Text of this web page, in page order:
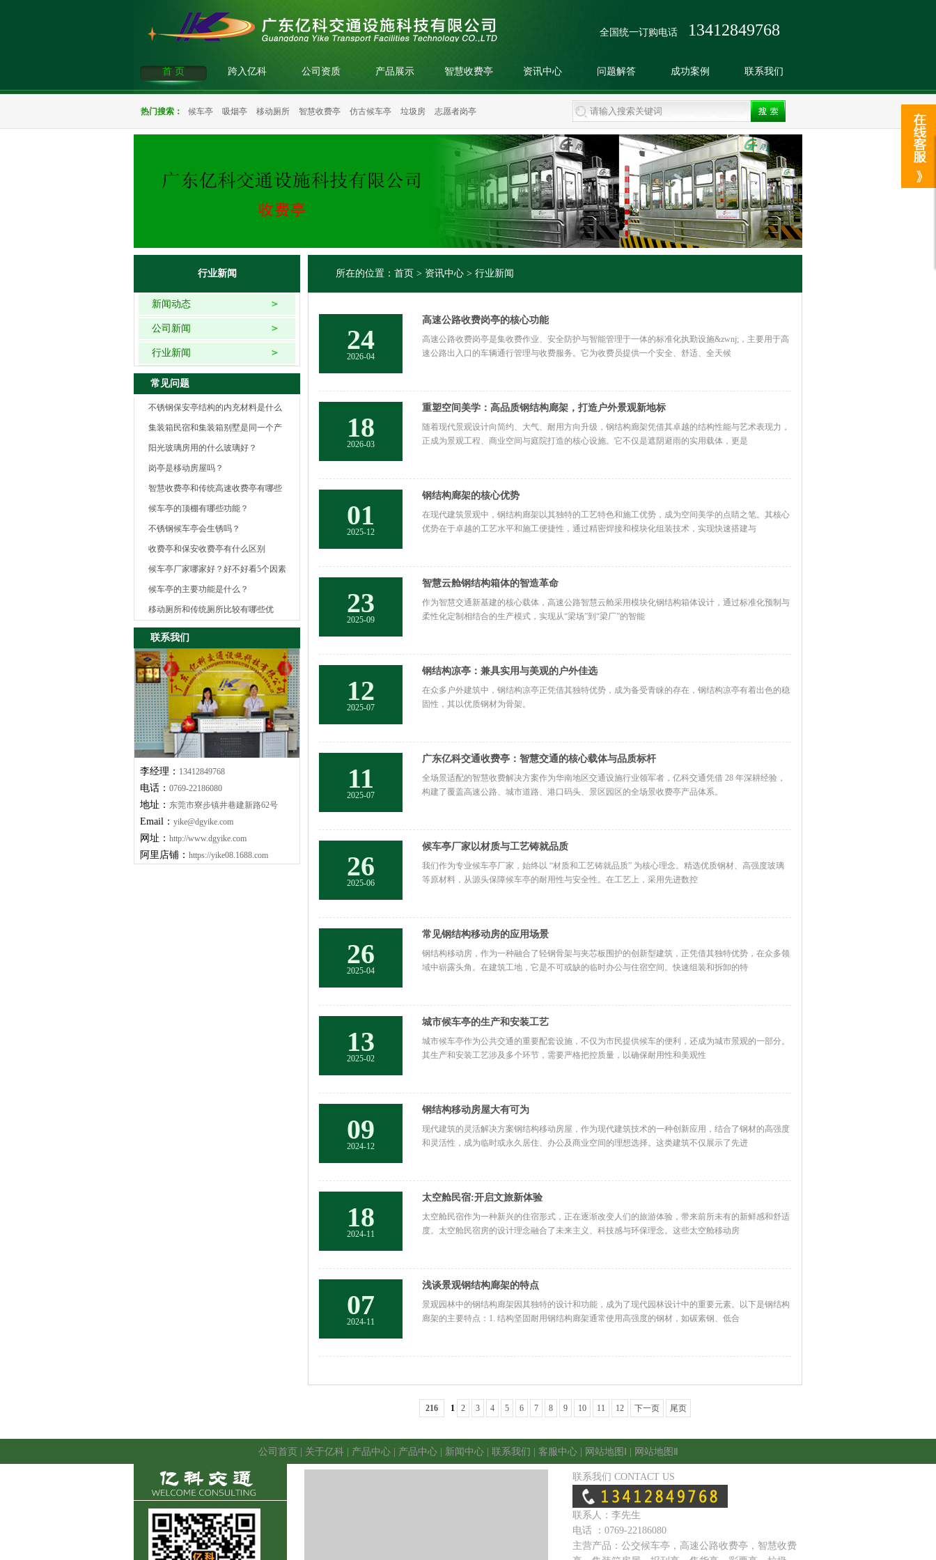
全国统一订购电话 13412849768
首 页 跨入亿科 公司资质 产品展示 智慧收费亭 资讯中心 问题解答 成功案例 联系我们
热门搜索： 候车亭 吸烟亭 移动厕所 智慧收费亭 仿古候车亭 垃圾房 志愿者岗亭
行业新闻
新闻动态
公司新闻
行业新闻
常见问题
不锈钢保安亭结构的内充材料是什么
集装箱民宿和集装箱别墅是同一个产
品吗？
阳光玻璃房用的什么玻璃好？
岗亭是移动房屋吗？
智慧收费亭和传统高速收费亭有哪些
区别
候车亭的顶棚有哪些功能？
不锈钢候车亭会生锈吗？
收费亭和保安收费亭有什么区别
候车亭厂家哪家好？好不好看5个因素
候车亭的主要功能是什么？
移动厕所和传统厕所比较有哪些优
势？
联系我们
李经理： 13412849768
电话： 0769-22186080
地址： 东莞市寮步镇井巷建新路62号
Email： yike@dgyike.com
网址： http://www.dgyike.com
阿里店铺： https://yike08.1688.com
所在的位置： 首页 > 资讯中心 > 行业新闻
24
2026-04
高速公路收费岗亭的核心功能
高速公路收费岗亭是集收费作业、安全防护与智能管理于一体的标准化执勤设施&zwnj;，主要用于高
速公路出入口的车辆通行管理与收费服务。它为收费员提供一个安全、舒适、全天候
18
2026-03
重塑空间美学：高品质钢结构廊架，打造户外景观新地标
随着现代景观设计向简约、大气、耐用方向升级，钢结构廊架凭借其卓越的结构性能与艺术表现力，
正成为景观工程、商业空间与庭院打造的核心设施。它不仅是遮阴避雨的实用载体，更是
01
2025-12
钢结构廊架的核心优势
在现代建筑景观中，钢结构廊架以其独特的工艺特色和施工优势，成为空间美学的点睛之笔。其核心
优势在于卓越的工艺水平和施工便捷性，通过精密焊接和模块化组装技术，实现快速搭建与
23
2025-09
智慧云舱钢结构箱体的智造革命
作为智慧交通新基建的核心载体，高速公路智慧云舱采用模块化钢结构箱体设计，通过标准化预制与
柔性化定制相结合的生产模式，实现从“梁场”到“梁厂”的智能
12
2025-07
钢结构凉亭：兼具实用与美观的户外佳选
在众多户外建筑中，钢结构凉亭正凭借其独特优势，成为备受青睐的存在，钢结构凉亭有着出色的稳
固性，其以优质钢材为骨架。
11
2025-07
广东亿科交通收费亭：智慧交通的核心载体与品质标杆
全场景适配的智慧收费解决方案作为华南地区交通设施行业领军者，亿科交通凭借 28 年深耕经验，
构建了覆盖高速公路、城市道路、港口码头、景区园区的全场景收费亭产品体系。
26
2025-06
候车亭厂家以材质与工艺铸就品质
我们作为专业候车亭厂家，始终以 “材质和工艺铸就品质” 为核心理念。精选优质钢材、高强度玻璃
等原材料，从源头保障候车亭的耐用性与安全性。在工艺上，采用先进数控
26
2025-04
常见钢结构移动房的应用场景
钢结构移动房，作为一种融合了轻钢骨架与夹芯板围护的创新型建筑，正凭借其独特优势，在众多领
域中崭露头角。​在建筑工地，它是不可或缺的临时办公与住宿空间。快速组装和拆卸的特
13
2025-02
城市候车亭的生产和安装工艺
城市候车亭作为公共交通的重要配套设施，不仅为市民提供候车的便利，还成为城市景观的一部分。
其生产和安装工艺涉及多个环节，需要严格把控质量，以确保耐用性和美观性
09
2024-12
钢结构移动房屋大有可为
现代建筑的灵活解决方案钢结构移动房屋，作为现代建筑技术的一种创新应用，结合了钢材的高强度
和灵活性，成为临时或永久居住、办公及商业空间的理想选择。这类建筑不仅展示了先进
18
2024-11
太空舱民宿:开启文旅新体验
太空舱民宿作为一种新兴的住宿形式，正在逐渐改变人们的旅游体验，带来前所未有的新鲜感和舒适
度。太空舱民宿房的设计理念融合了未来主义、科技感与环保理念。这些太空舱移动房
07
2024-11
浅谈景观钢结构廊架的特点
景观园林中的钢结构廊架因其独特的设计和功能，成为了现代园林设计中的重要元素。以下是钢结构
廊架的主要特点：1. 结构坚固耐用钢结构廊架通常使用高强度的钢材，如碳素钢、低合
216 1 2 3 4 5 6 7 8 9 10 11 12 下一页 尾页
公司首页 关于亿科| 产品中心| 产品中心| 新闻中心| 联系我们 客服中心| 网站地图Ⅰ 网站地图Ⅱ
联系我们 CONTACT US
联系人： 李先生
电话 ： 0769-22186080
主营产品： 公交候车亭，高速公路收费亭，智慧收费